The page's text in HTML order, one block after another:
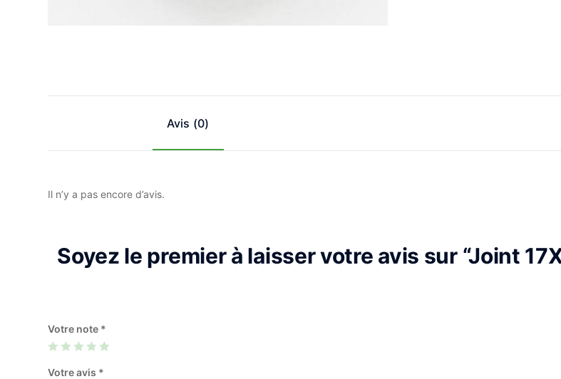
Avis (0)
Il n’y a pas encore d’avis.
Soyez le premier à laisser votre avis sur “Joint
Votre note *
Votre avis *